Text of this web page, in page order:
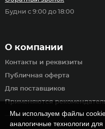
О компании
Контакты и реквизиты
Публичная оферта
Для поставщиков
Применяются
Будни с 9:00 до 18:00
Мы используем файлы
аналогичные технологии для